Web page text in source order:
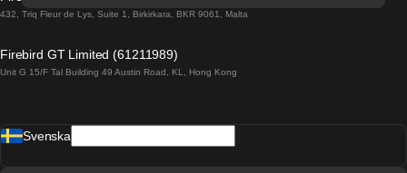
Tåg från Porto till Faro
Tåg från Barcelona till Madrid
432, Triq Fleur de Lys, Suite 1, Birkirkara, BKR 9061, Malta
Firebird GT Limited (61211989)
Unit G 15/F Tal Building 49 Austin Road, KL, Hong Kong
Svenska